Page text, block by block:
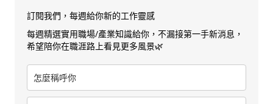
訂閱我們，每週給你新的工作靈感
每週精選實用職場/產業知識給你，不漏接第一手新消息，
希望陪你在職涯路上看見更多風景🌿